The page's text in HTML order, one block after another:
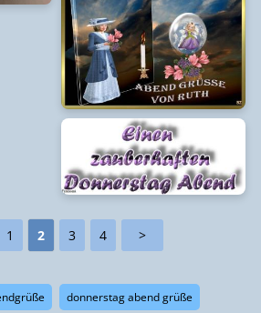
1 2 3 4 >
donnerstag abend grüße